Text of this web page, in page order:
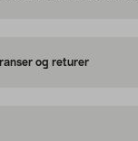
og returer